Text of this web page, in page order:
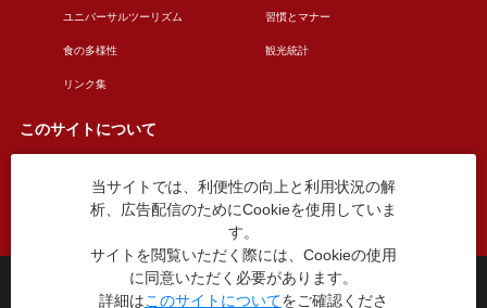
ユニバーサルツーリズム 習慣とマナー
食の多様性 観光統計
リンク集
このサイトについて
このサイトについて 広告掲載について
お問い合わせ
台東区役所観光課
〒110-8615 東京都台東区東上野4丁目5番6号
当サイトでは、利便性の向上と利用状況の解
析、広告配信のためにCookieを使用していま
す。
サイトを閲覧いただく際には、Cookieの使用
に同意いただく必要があります。
詳細はこのサイトについてをご確認くださ